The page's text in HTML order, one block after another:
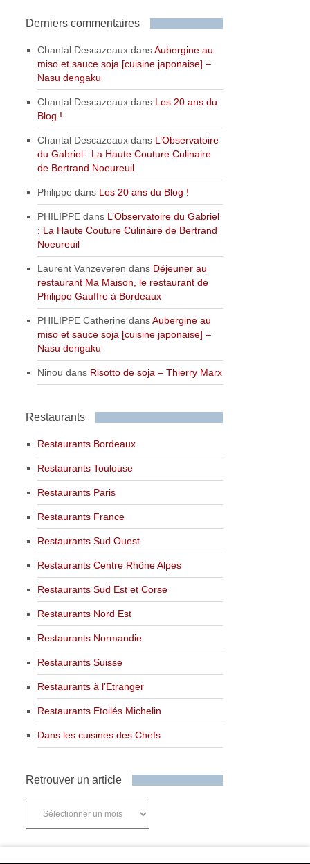
Derniers commentaires
Chantal Descazeaux dansAubergine au
miso et sauce soja [cuisine japonaise] –
Nasu dengaku
Chantal Descazeaux dans Les 20 ans du
Blog !
Chantal Descazeaux dans L’Observatoire
du Gabriel : La Haute Couture Culinaire
de Bertrand Noeureuil
Philippe dans Les 20 ans du Blog !
PHILIPPE dans L’Observatoire du Gabriel
: La Haute Couture Culinaire de Bertrand
Noeureuil
Laurent Vanzeveren dans Déjeuner au
restaurant Ma Maison, le restaurant de
Philippe Gauffre à Bordeaux
PHILIPPE Catherine dansAubergine au
miso et sauce soja [cuisine japonaise] –
Nasu dengaku
Ninou dans Risotto de soja – Thierry Marx
Restaurants
Restaurants Bordeaux
Restaurants Toulouse
Restaurants Paris
Restaurants France
Restaurants Sud Ouest
Restaurants Centre Rhône Alpes
Restaurants Sud Est et Corse
Restaurants Nord Est
Restaurants Normandie
Restaurants Suisse
Restaurants à l’Etranger
Restaurants Etoilés Michelin
Dans les cuisines des Chefs
Retrouver un article